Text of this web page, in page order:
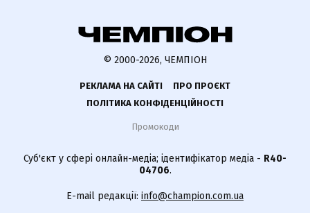
© 2000-2026, ЧЕМПІОН
РЕКЛАМА НА САЙТІ
ПРО ПРОЄКТ
ПОЛІТИКА КОНФІДЕНЦІЙНОСТІ
Промокоди
Суб'єкт у сфері онлайн-медіа; ідентифікатор медіа - R40-
04706.
E-mail редакції: info@champion.com.ua